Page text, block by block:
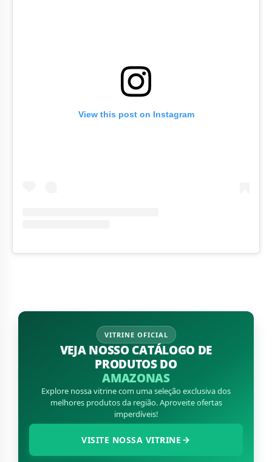
View this post on Instagram
VITRINE OFICIAL
VEJA NOSSO CATÁLOGO DE
PRODUTOS DO
AMAZONAS
Explore nossa vitrine com uma seleção exclusiva dos
melhores produtos da região. Aproveite ofertas
imperdíveis!
VISITE NOSSA VITRINE